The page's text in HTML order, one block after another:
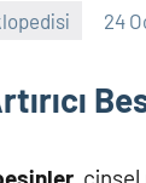
24